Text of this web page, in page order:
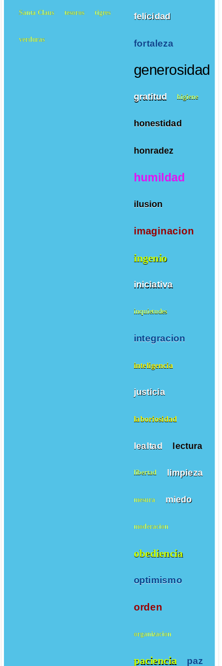
felicidad
fortaleza
generosidad
gratitud higiene
honestidad
honradez
humildad
ilusion
imaginacion
ingenio
iniciativa
inquietudes
integracion
inteligencia
justicia
laboriosidad
lealtad lectura
libertad limpieza
mesura miedo
moderacion
obediencia
optimismo
orden
organizacion
paciencia paz
Santa Claus tesoros tigres
verduras